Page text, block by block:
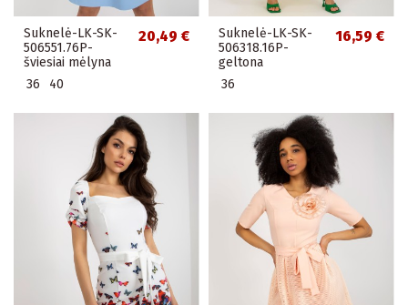
Suknelė-LK-SK-
506551.76P-
šviesiai mėlyna
20,49 €
36 40
Suknelė-LK-SK-
506318.16P-
geltona
16,59 €
36